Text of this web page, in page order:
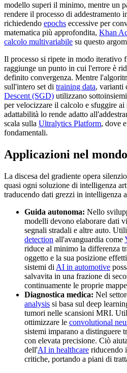
modello superi il minimo, mentre un
rendere il processo di addestramento
richiedendo epochs eccessive per
matematica più approfondita, Khan
calcolo multivariabile su questo
Il processo si ripete in modo iterativo
raggiunge un punto in cui l'errore è
definito convergenza. Mentre
sull'intero set di training data, varianti
Descent (SGD) utilizzano
per velocizzare il calcolo e sfuggire
adattabilità lo rende adatto
scala sulla Ultralytics Platform, dove
fondamentali.
Applicazioni nel
La discesa del gradiente opera
quasi ogni soluzione di intelligenza
traducendo dati grezzi in intelligenza
Guida autonoma: Nello
modelli devono elaborare dati
segnali stradali e altre auto.
detection all'avanguardia come
riduce al minimo la differenza
oggetto e la sua posizione
sistemi di AI in automotive
salvavita in una frazione di
continuamente le proprie
Diagnostica medica: Nel
analysis si basa sul deep
tumori nelle scansioni MRI.
ottimizzare le convolutional
sistemi imparano a distinguere
con elevata precisione. Ciò
dell'AI in healthcare riducendo
critiche, portando a piani di